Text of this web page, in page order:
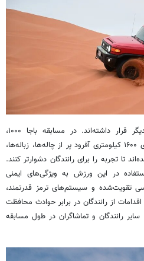
ایمنی و آفرود همیشه در کنار یکدیگر قرار داشته‌اند. در مسابقه باجا ۱۰۰۰،
هرج‌ومرج حرف اول را می‌زند؛ مسیری ۱۶۰۰ کیلومتری آفرود پر از چاله‌ها، زباله‌ها،
تا تجربه را برای رانندگان دشوارتر کنند.
در این ورزش به ویژگی‌های ایمنی
تقویت‌شده و سیستم‌های ترمز قدرتمند،
از رانندگان در برابر حوادث محافظت
سایر رانندگان و تماشاگران در طول مسابقه